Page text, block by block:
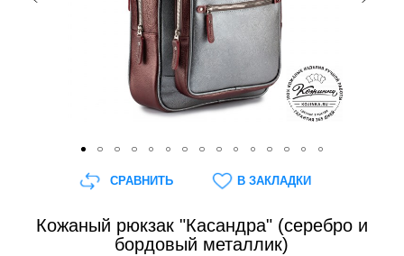
Кожаный рюкзак "Касандра" (серебро и
бордовый металлик)
СРАВНИТЬ В ЗАКЛАДКИ